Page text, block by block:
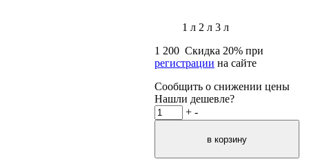
1 л 2 л 3 л
1 200 Скидка 20% при
регистрации на сайте
Сообщить о снижении цены
Нашли дешевле?
+ -